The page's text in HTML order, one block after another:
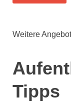
Weitere
Tipps